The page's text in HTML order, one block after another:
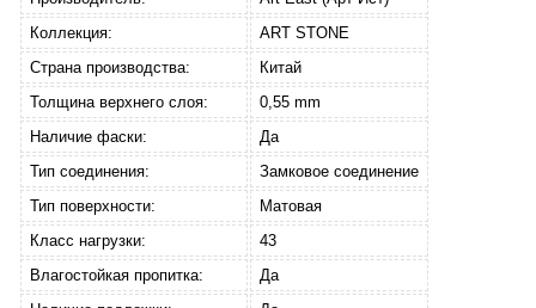
Коллекция:
ART STONE
Страна производства:
Китай
Толщина верхнего слоя:
0,55 mm
Наличие фаски:
Да
Тип соединения:
Замковое соединение
Тип поверхности:
Матовая
Класс нагрузки:
43
Влагостойкая пропитка:
Да